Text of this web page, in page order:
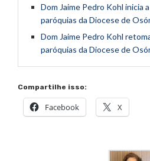
Dom Jaime Pedro Kohl inicia
paróquias da Diocese de
Dom Jaime Pedro Kohl
paróquias da Diocese de
Compartilhe isso:
Facebook X